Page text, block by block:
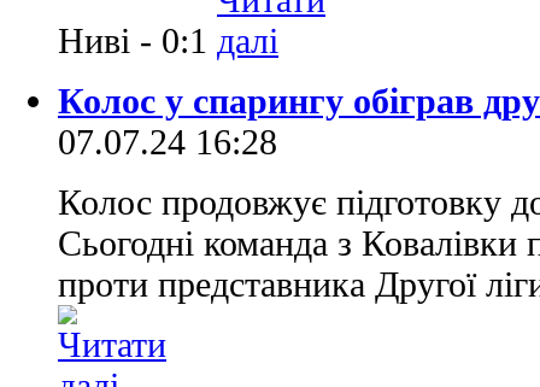
Ниві - 0:1
Колос у спарингу обіграв
07.07.24 16:28
Колос продовжує підготовку
Сьогодні команда з
проти представника Другої